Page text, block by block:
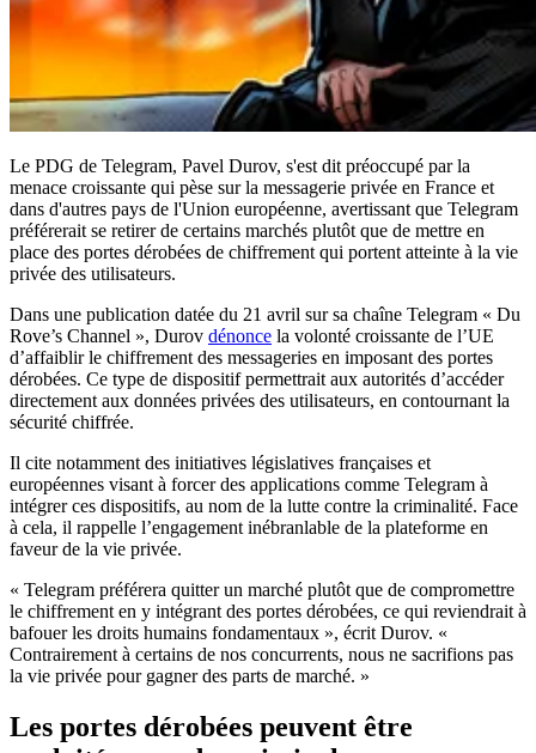
Le PDG de Telegram, Pavel Durov, s'est dit préoccupé par la
menace croissante qui pèse sur la messagerie privée en France et
dans d'autres pays de l'Union européenne, avertissant que Telegram
préférerait se retirer de certains marchés plutôt que de mettre en
place des portes dérobées de chiffrement qui portent atteinte à la vie
privée des utilisateurs.
Dans une publication datée du 21 avril sur sa chaîne Telegram « Du
Rove’s Channel », Durov dénonce la volonté croissante de l’UE
d’affaiblir le chiffrement des messageries en imposant des portes
dérobées. Ce type de dispositif permettrait aux autorités d’accéder
directement aux données privées des utilisateurs, en contournant la
sécurité chiffrée.
Il cite notamment des initiatives législatives françaises et
européennes visant à forcer des applications comme Telegram à
intégrer ces dispositifs, au nom de la lutte contre la criminalité. Face
à cela, il rappelle l’engagement inébranlable de la plateforme en
faveur de la vie privée.
« Telegram préférera quitter un marché plutôt que de compromettre
le chiffrement en y intégrant des portes dérobées, ce qui reviendrait à
bafouer les droits humains fondamentaux », écrit Durov. «
Contrairement à certains de nos concurrents, nous ne sacrifions pas
la vie privée pour gagner des parts de marché. »
Les portes dérobées peuvent être